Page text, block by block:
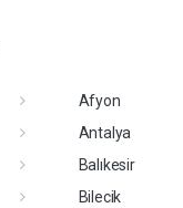
Afyon
Antalya
Balıkesir
Bilecik